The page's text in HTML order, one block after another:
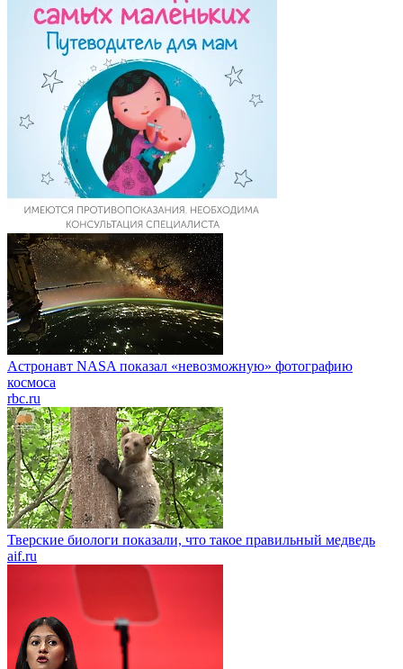
Астронавт NASA показал «невозможную» фотографию
космоса
rbc.ru
Тверские биологи показали, что такое правильный медведь
aif.ru